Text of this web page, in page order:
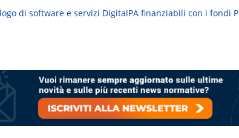
di software e servizi DigitalPA finanziabili con i fondi